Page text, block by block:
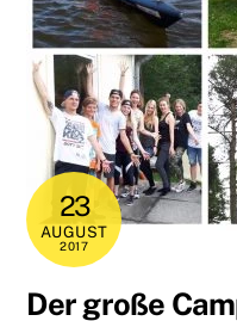
23
AUGUST
2017
Der große